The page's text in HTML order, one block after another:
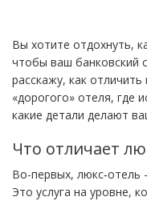
Вы хотите отдохнуть,
чтобы ваш банковский
расскажу, как
«дорогого» отеля, где
какие детали делают
Что отличает
Во-первых, люкс‑отель
Это услуга на уровне,